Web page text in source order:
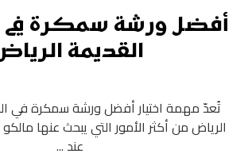
أفضل ورشة سمكرة في
القديمة
تُعدّ مهمة اختيار أفضل ورشة سمكرة في
الرياض من أكثر الأمور التي يبحث عنها
عند ...